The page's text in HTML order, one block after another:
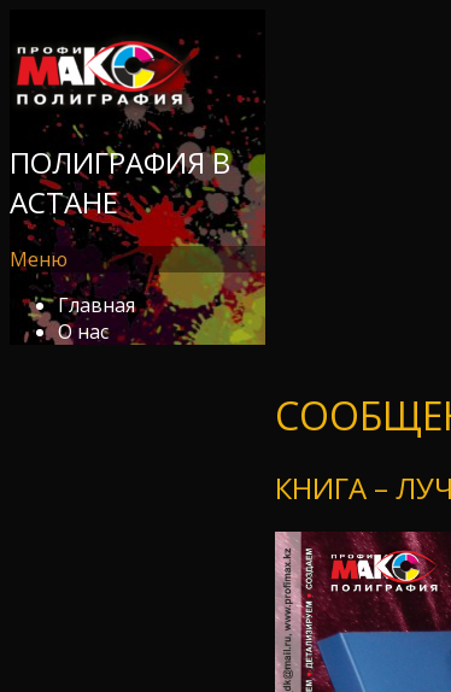
ПОЛИГРАФИЯ В
АСТАНЕ
Меню
Главная
О нас
КНИГА –